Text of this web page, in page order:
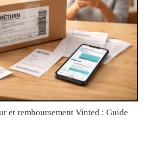
et remboursement Vinted : Guide